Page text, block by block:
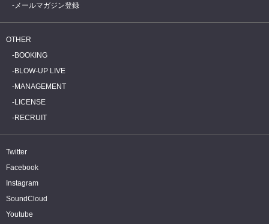
メールマガジン登録
OTHER
BOOKING
BLOW-UP LIVE
MANAGEMENT
LICENSE
RECRUIT
Twitter
Facebook
Instagram
SoundCloud
Youtube